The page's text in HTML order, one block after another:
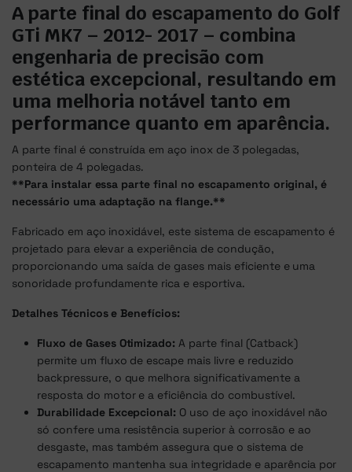
A parte final do escapamento do Golf
GTi MK7 – 2012- 2017 – combina
engenharia de precisão com
estética excepcional, resultando em
uma melhoria notável tanto em
performance quanto em aparência.
A parte final é construída em aço inox de 3 polegadas,
ponteira de 4 polegadas.
**Para instalar essa parte final no escapamento original, é
necessário uma adaptação na flange.**
Fabricado em aço inoxidável, este sistema de escapamento é
projetado para elevar a experiência de condução,
proporcionando uma saída de gases mais eficiente e uma
sonoridade profundamente rica e esportiva.
Detalhes Técnicos e Benefícios:
Fluxo de Gases Otimizado: A parte final (Catback)
permite um fluxo de escape mais livre e reduzido
backpressure, o que melhora significativamente a
resposta do motor e a eficiência do combustível.
Durabilidade Excepcional: O uso de aço inoxidável não
só confere uma resistência superior à corrosão e ao
desgaste, mas também assegura que o sistema de
escapamento mantenha sua integridade e aparência por